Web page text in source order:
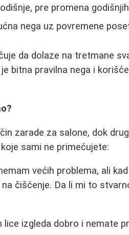
pre promena
nega uz povremene
da dolaze na tretmane
bitna pravilna nega i
zarade za salone, dok
sami ne primećujete:
većih problema, ali
čišćenje. Da li mi to
lice izgleda dobro i nemate